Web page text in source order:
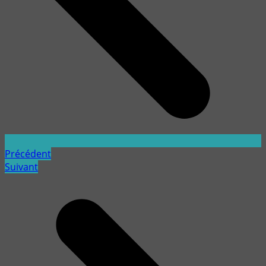
Précédent
Suivant